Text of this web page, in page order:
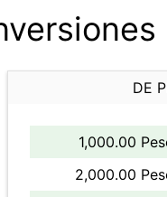
DE
1,000.00
2,000.00